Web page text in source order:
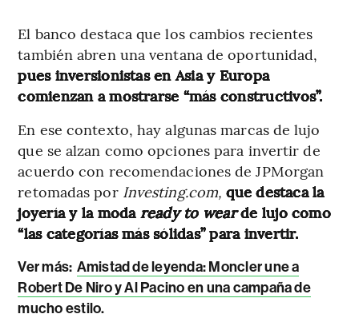
El banco destaca que los cambios recientes
también abren una ventana de oportunidad,
pues inversionistas en Asia y Europa
comienzan a mostrarse “más constructivos”.
En ese contexto, hay algunas marcas de lujo
que se alzan como opciones para invertir de
acuerdo con recomendaciones de JPMorgan
retomadas por Investing.com, que destaca la
joyería y la modaready to wearde lujo como
“las categorías más sólidas” para invertir.
Ver más: Amistad de leyenda: Moncler une a
Robert De Niro y Al Pacino en una campaña de
mucho estilo.